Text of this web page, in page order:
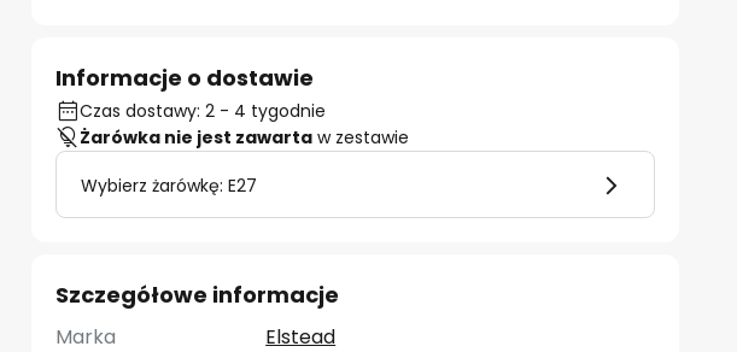
Informacje o dostawie
Czas dostawy: 2 - 4 tygodnie
Żarówka nie jest zawarta w zestawie
Wybierz żarówkę: E27
Szczegółowe informacje
Marka
Elstead